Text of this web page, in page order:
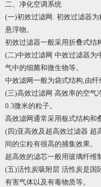
二、净化空调系统
(一)初效过滤网: 初效过滤器
悬浮物。
初效过滤器一般采用折叠式结
(二)中效过滤网 中效过滤器为
气中的细菌和微生物等。
中效滤网一般为袋式结构,由纤
(三)高效过滤网 高效率的空气
0.3微米的粒子。
高效滤网通常采用板式结构和
(四)亚高效及超高效过滤器 超
间的尘粒有很高的捕集效果。
超高效的滤芯一般用玻璃纤维
(五)活性炭吸附层 活性炭是国
有害气体以及有毒物质等。